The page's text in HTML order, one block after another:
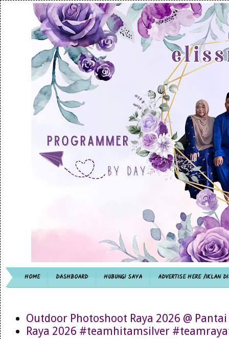
HOME DASHBOARD HUBUNGI SAYA ADVERTISE HERE /IKLAN
Outdoor Photoshoot Raya 2026 @ Pantai
Raya 2026 #teamhitamsilver